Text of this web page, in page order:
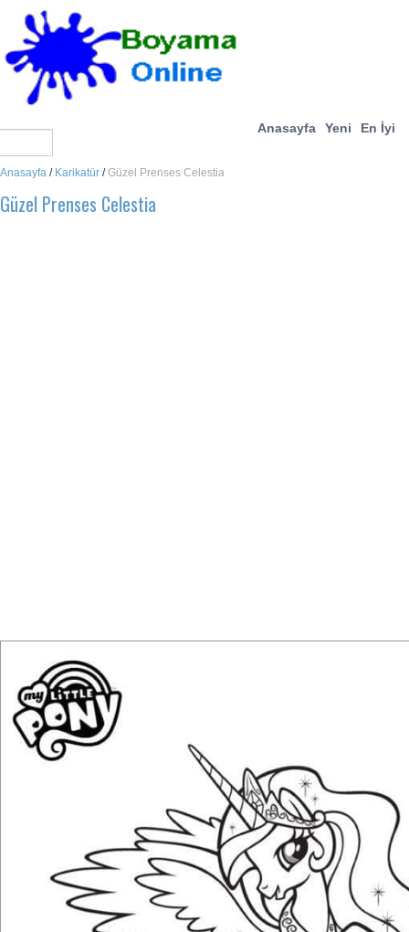
Anasayfa Yeni En İyi
Anasayfa / Karikatür /Güzel Prenses Celestia
Güzel Prenses Celestia